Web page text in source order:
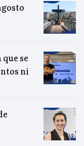
se
ni